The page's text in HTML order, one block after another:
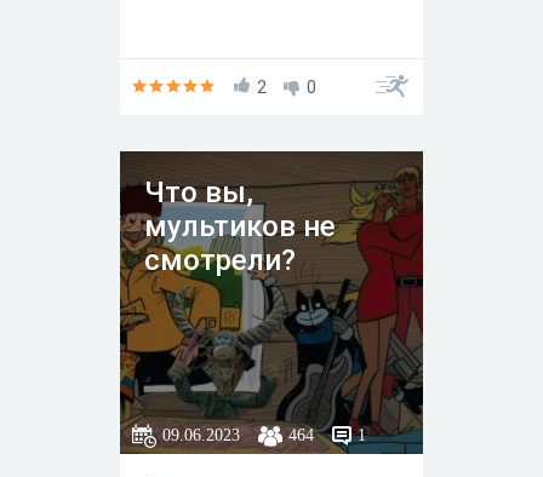
2 0
Что вы,
мультиков не
смотрели?
09.06.2023 464 1